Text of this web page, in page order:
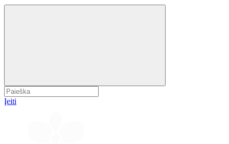
Įeiti